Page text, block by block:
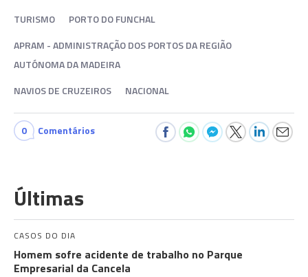
TURISMO
PORTO DO FUNCHAL
APRAM - ADMINISTRAÇÃO DOS PORTOS DA REGIÃO
AUTÓNOMA DA MADEIRA
NAVIOS DE CRUZEIROS
NACIONAL
0 Comentários
Últimas
CASOS DO DIA
Homem sofre acidente de trabalho no Parque
Empresarial da Cancela